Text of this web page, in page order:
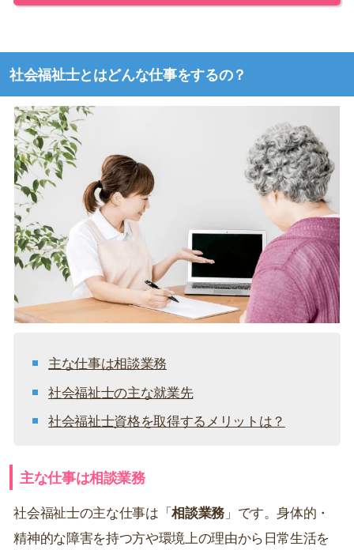
社会福祉士とはどんな仕事をするの？
主な仕事は相談業務
社会福祉士の主な就業先
社会福祉士資格を取得するメリットは？
主な仕事は相談業務
社会福祉士の主な仕事は「相談業務」です。身体的・
精神的な障害を持つ方や環境上の理由から日常生活を